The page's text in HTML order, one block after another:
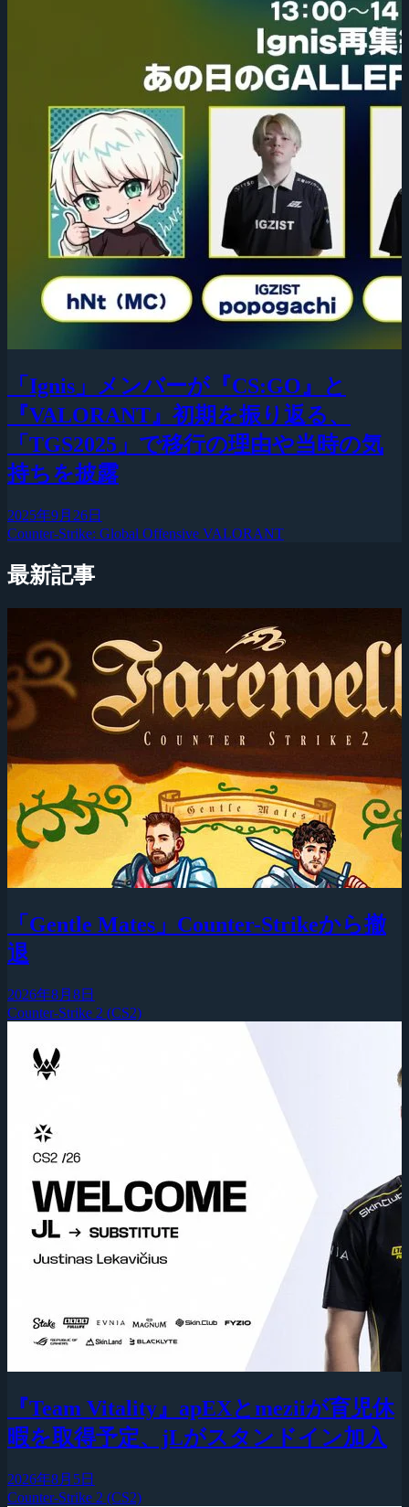
「Ignis」メンバーが『CS:GO』と
『VALORANT』初期を振り返る、
「TGS2025」で移行の理由や当時の気
持ちを披露
2025年9月26日
Counter-Strike: Global Offensive VALORANT
最新記事
「Gentle Mates」Counter-Strikeから撤
退
2026年8月8日
Counter-Strike 2 (CS2)
『Team Vitality』apEXとmeziiが育児休
暇を取得予定、jLがスタンドイン加入
2026年8月5日
Counter-Strike 2 (CS2)